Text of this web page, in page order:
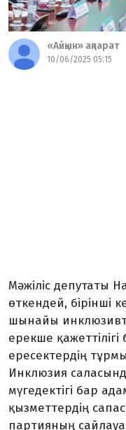
«Айқын» ақпарат
10/06/2025 05:15
Мәжіліс депутаты
өткендей, бірінші
шынайы
ерекше
ересектердің
Инклюзия
мүгедектігі бар
қызметтердің
партияның